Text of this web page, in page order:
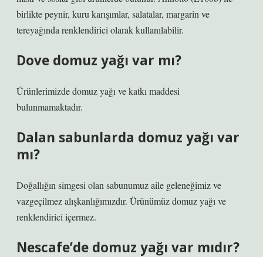
birlikte peynir, kuru karışımlar, salatalar, margarin ve
tereyağında renklendirici olarak kullanılabilir.
Dove domuz yağı var mı?
Ürünlerimizde domuz yağı ve katkı maddesi
bulunmamaktadır.
Dalan sabunlarda domuz yağı var
mı?
Doğallığın simgesi olan sabunumuz aile geleneğimiz ve
vazgeçilmez alışkanlığımızdır. Ürünümüz domuz yağı ve
renklendirici içermez.
Nescafe’de domuz yağı var mıdır?